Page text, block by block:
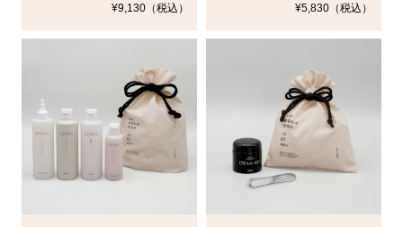
¥9,130（税込）
¥5,830（税込）